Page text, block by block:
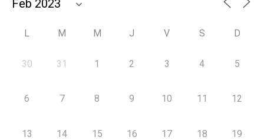
L M M J V S D
30 31 1 2 3 4 5
6 7 8 9 10 11 12
13 14 15 16 17 18 19